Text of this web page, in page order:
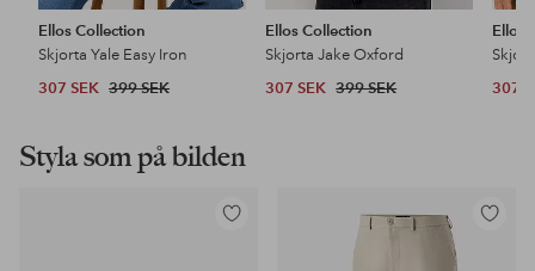
Ellos Collection
Skjorta Yale Easy Iron
307 SEK 399 SEK
Ellos Collection
Skjorta Jake Oxford
307 SEK 399 SEK
Ellos
307
Styla som på bilden
Lägg
Lägg